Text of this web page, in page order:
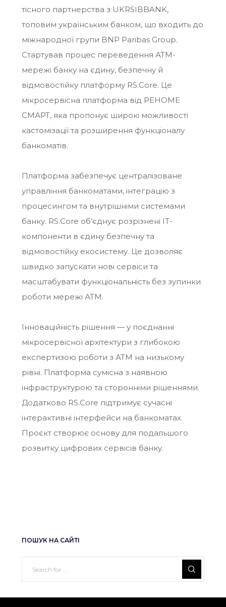
тісного партнерства з UKRSIBBANK,
топовим українським банком, що входить до
міжнародної групи BNP Paribas Group.
Стартував процес переведення АТМ-
мережі банку на єдину, безпечну й
відмовостійку платформу RS.Core. Це
мікросервісна платформа від РЕНОМЕ
СМАРТ, яка пропонує широкі можливості
кастомізації та розширення функціоналу
банкоматів.
Платформа забезпечує централізоване
управління банкоматами, інтеграцію з
процесингом та внутрішніми системами
банку. RS.Core об’єднує розрізнені ІТ-
компоненти в єдину безпечну та
відмовостійку екосистему. Це дозволяє
швидко запускати нові сервіси та
масштабувати функціональність без зупинки
роботи мережі АТМ.
Інноваційність рішення — у поєднанні
мікросервісної архітектури з глибокою
експертизою роботи з АТМ на низькому
рівні. Платформа сумісна з наявною
інфраструктурою та сторонніми рішеннями.
Додатково RS.Core підтримує сучасні
інтерактивні інтерфейси на банкоматах.
Проєкт створює основу для подальшого
розвитку цифрових сервісів банку.
ПОШУК НА САЙТІ